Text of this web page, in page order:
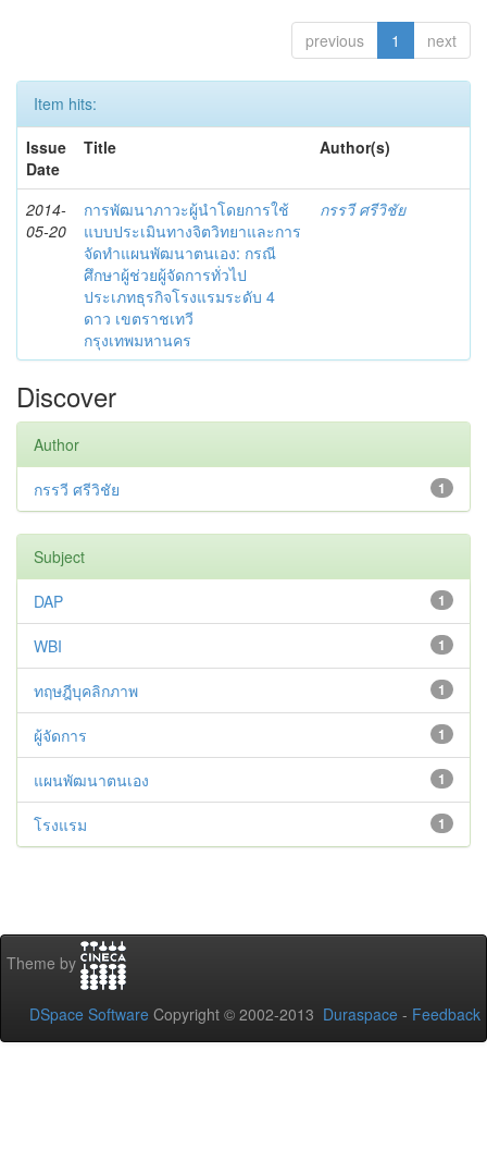
previous 1 next
Item hits:
Issue
Date
Title Author(s)
2014-
05-20
การพัฒนาภาวะผู้นำโดยการใช้
แบบประเมินทางจิตวิทยาและการ
จัดทำแผนพัฒนาตนเอง: กรณี
ศึกษาผู้ช่วยผู้จัดการทั่วไป
ประเภทธุรกิจโรงแรมระดับ 4
ดาว เขตราชเทวี
กรุงเทพมหานคร
กรรวี ศรีวิชัย
Discover
Author
1
กรรวี ศรีวิชัย
Subject
1
DAP
1
WBI
1
ทฤษฎีบุคลิกภาพ
1
ผู้จัดการ
1
แผนพัฒนาตนเอง
1
โรงแรม
Theme by
DSpace Software Copyright © 2002-2013 Duraspace - Feedback